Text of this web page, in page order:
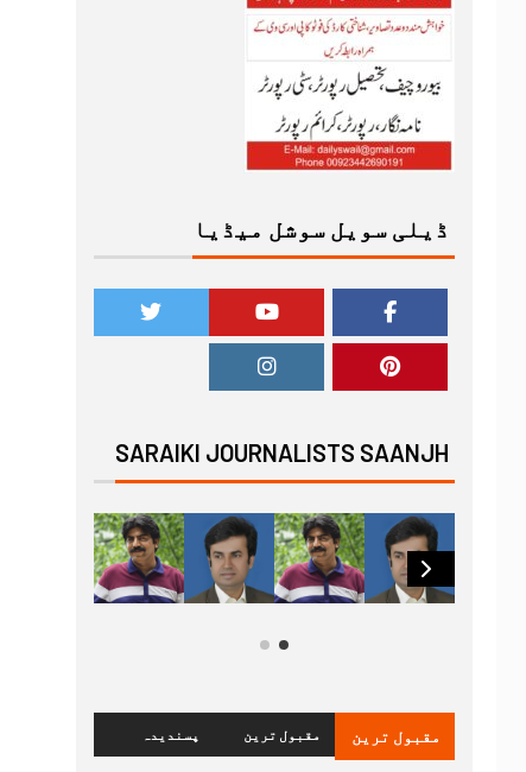
ڈیلی سویل سوشل میڈیا
SARAIKI JOURNALISTS SAANJH
مقبول ترین مقبول ترین پسندیدہ